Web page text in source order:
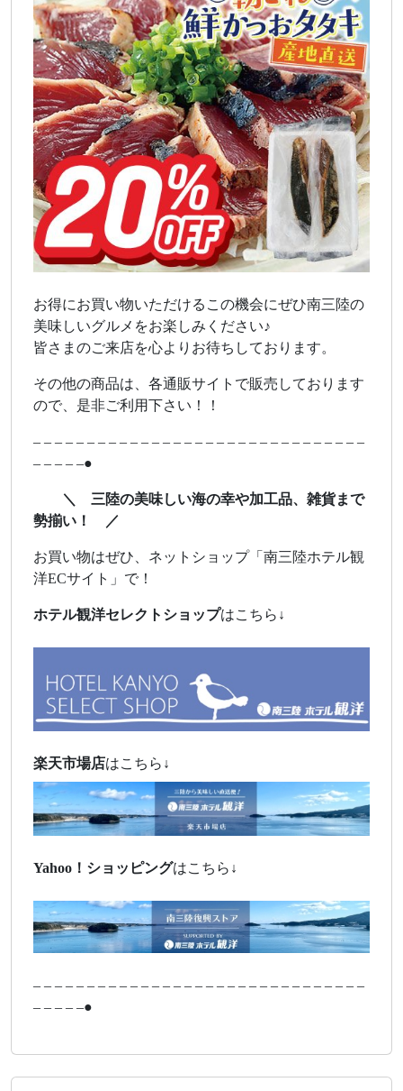
お得にお買い物いただけるこの機会にぜひ南三陸の
美味しいグルメをお楽しみください♪
皆さまのご来店を心よりお待ちしております。
その他の商品は、各通販サイトで販売しております
ので、是非ご利用下さい！！
– – – – – – – – – – – – – – – – – – – – – – – – – – – – – – –
– – – – –●
＼ 三陸の美味しい海の幸や加工品、雑貨まで
勢揃い！ ／
お買い物はぜひ、ネットショップ「南三陸ホテル観
洋ECサイト」で！
ホテル観洋セレクトショップはこちら↓
楽天市場店はこちら↓
Yahoo！ ショッピングはこちら↓
– – – – – – – – – – – – – – – – – – – – – – – – – – – – – – –
– – – – –●